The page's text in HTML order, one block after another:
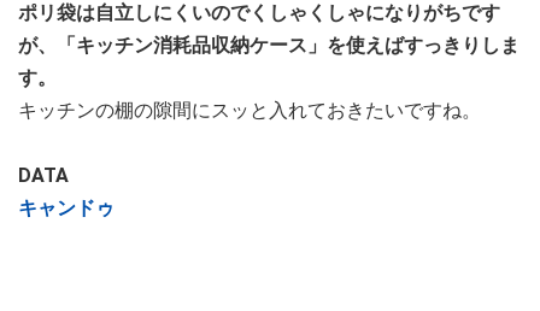
ポリ袋は自立しにくいのでくしゃくしゃになりがちです
が、「キッチン消耗品収納ケース」を使えばすっきりしま
す。
キッチンの棚の隙間にスッと入れておきたいですね。
DATA
キャンドゥ